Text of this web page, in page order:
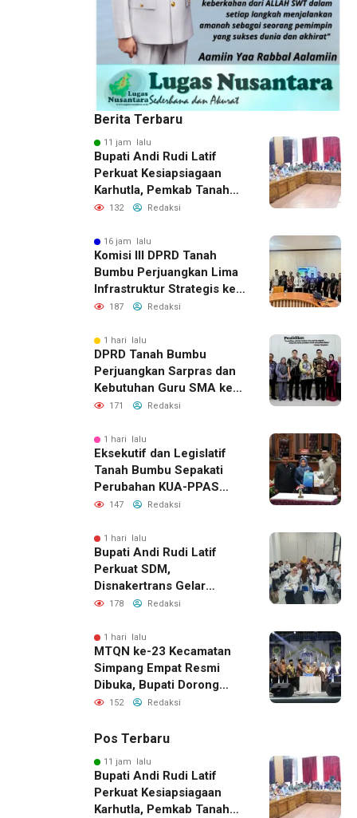
Berita Terbaru
11 jam lalu
Bupati Andi Rudi Latif
Perkuat Kesiapsiagaan
Karhutla, Pemkab Tanah
Bumbu Aktifkan Posko
132 Redaksi
16 jam lalu
Komisi III DPRD Tanah
Bumbu Perjuangkan Lima
Infrastruktur Strategis ke
BPJN XI Banjarmasin
187 Redaksi
1 hari lalu
DPRD Tanah Bumbu
Perjuangkan Sarpras dan
Kebutuhan Guru SMA ke
Pemprov Kalsel
171 Redaksi
1 hari lalu
Eksekutif dan Legislatif
Tanah Bumbu Sepakati
Perubahan KUA-PPAS
2026, Perkuat Sinergi
147 Redaksi
1 hari lalu
Bupati Andi Rudi Latif
Perkuat SDM,
Disnakertrans Gelar
Pelatihan Desain Grafis
178 Redaksi
1 hari lalu
MTQN ke-23 Kecamatan
Simpang Empat Resmi
Dibuka, Bupati Dorong
Lahirnya Generasi Qur’ani
152 Redaksi
Pos Terbaru
11 jam lalu
Bupati Andi Rudi Latif
Perkuat Kesiapsiagaan
Karhutla, Pemkab Tanah